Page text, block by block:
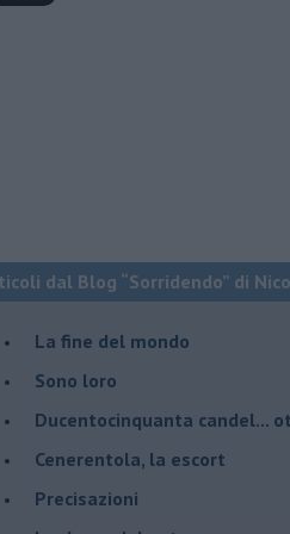
dal Blog “Sorridendo” di
La fine del mondo
Sono loro
Ducentocinquanta candel...
Cenerentola, la escort
Precisazioni